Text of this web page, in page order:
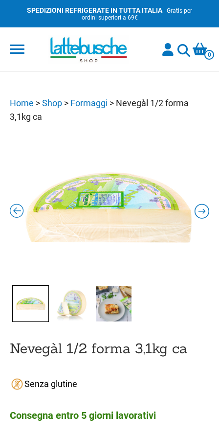
SPEDIZIONI REFRIGERATE IN TUTTA ITALIA- Gratis per
ordini superiori a 69€
0
Home >Shop > Formaggi > Nevegàl 1/2 forma
3,1kg ca
Nevegàl 1/2 forma 3,1kg ca
Senza glutine
Consegna entro 5 giorni lavorativi